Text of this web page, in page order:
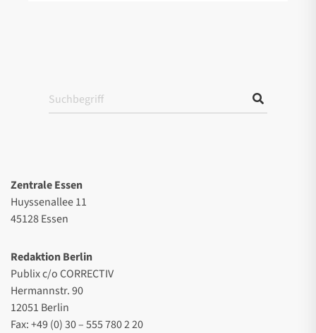
Zentrale Essen
Huyssenallee 11
45128 Essen
Redaktion Berlin
Publix c/o CORRECTIV
Hermannstr. 90
12051 Berlin
Fax: +49 (0) 30 – 555 780 2 20